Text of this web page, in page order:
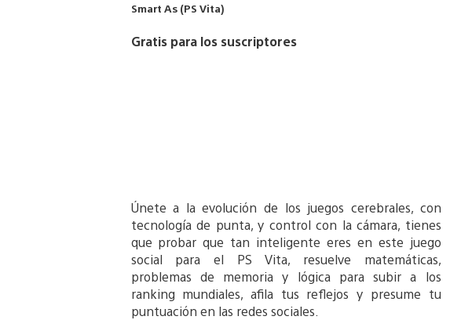
Smart As (PS Vita)
Gratis para los suscriptores
Únete a la evolución de los juegos cerebrales, con
tecnología de punta, y control con la cámara, tienes
que probar que tan inteligente eres en este juego
social para el PS Vita, resuelve matemáticas,
problemas de memoria y lógica para subir a los
ranking mundiales, afila tus reflejos y presume tu
puntuación en las redes sociales.